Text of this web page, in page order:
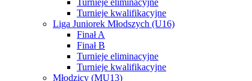
Turnieje kwalifikacyjne
Liga Juniorek Młodszych (U16)
Finał A
Finał B
Turnieje eliminacyjne
Turnieje kwalifikacyjne
Młodzicy (MU13)